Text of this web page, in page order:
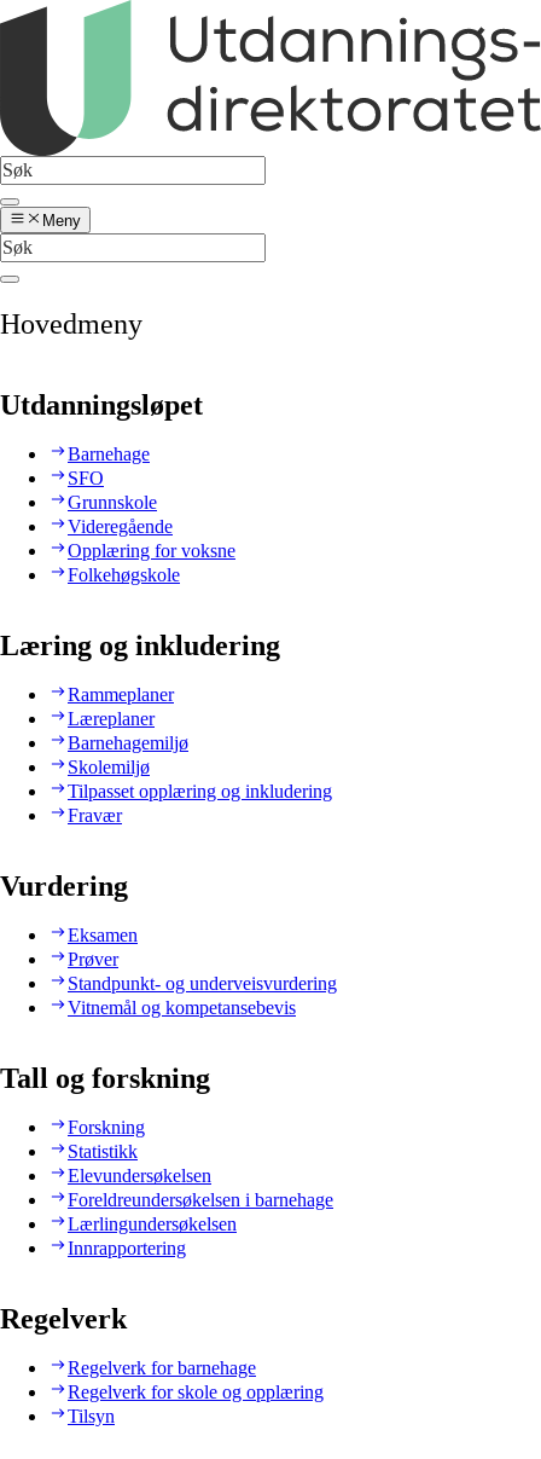
Meny
Hovedmeny
Utdanningsløpet
Barnehage
SFO
Grunnskole
Videregående
Opplæring for voksne
Folkehøgskole
Læring og inkludering
Rammeplaner
Læreplaner
Barnehagemiljø
Skolemiljø
Tilpasset opplæring og inkludering
Fravær
Vurdering
Eksamen
Prøver
Standpunkt- og underveisvurdering
Vitnemål og kompetansebevis
Tall og forskning
Forskning
Statistikk
Elevundersøkelsen
Foreldreundersøkelsen i barnehage
Lærlingundersøkelsen
Innrapportering
Regelverk
Regelverk for barnehage
Regelverk for skole og opplæring
Tilsyn